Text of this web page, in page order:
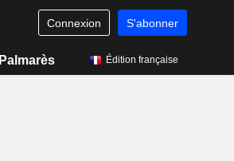
Connexion S'abonner
Palmarès Édition française